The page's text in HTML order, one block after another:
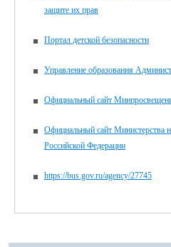
защите их прав
Портал детской безопасности
Управление образования
Официальный сайт
Официальный сайт Министерства
Российской Федерации
https://bus.gov.ru/agency/27745